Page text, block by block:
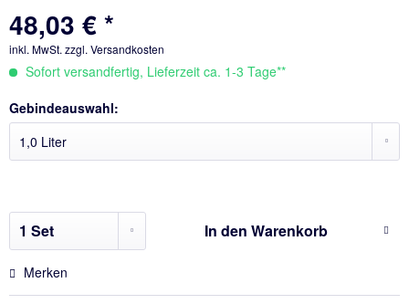
48,03 € *
inkl. MwSt. zzgl. Versandkosten
Sofort versandfertig, Lieferzeit ca. 1-3 Tage**
Gebindeauswahl:
In den Warenkorb
Merken